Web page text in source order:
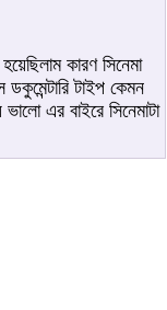
কারণ সিনেমা
টাইপ কেমন
এর বাইরে সিনেমাটা